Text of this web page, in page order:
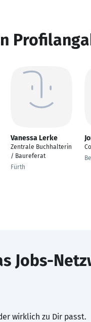
Vanessa Lerke
Zentrale Buchhalterin
/ Baureferat
Fürth
Jobs-
wirklich zu Dir passt.